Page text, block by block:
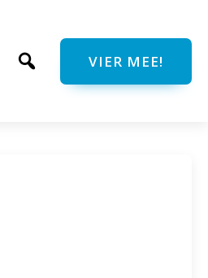
VIER MEE!